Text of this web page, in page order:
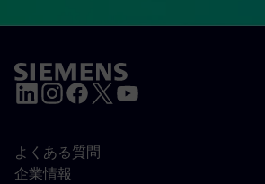
よくある質問
企業情報